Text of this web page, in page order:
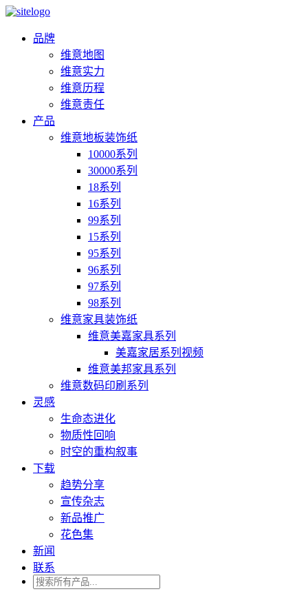
品牌
维意地图
维意实力
维意历程
维意责任
产品
维意地板装饰纸
10000系列
30000系列
18系列
16系列
99系列
15系列
95系列
96系列
97系列
98系列
维意家具装饰纸
维意美嘉家具系列
美嘉家居系列视频
维意美邦家具系列
维意数码印刷系列
灵感
生命态进化
物质性回响
时空的重构叙事
下载
趋势分享
宣传杂志
新品推广
花色集
新闻
联系